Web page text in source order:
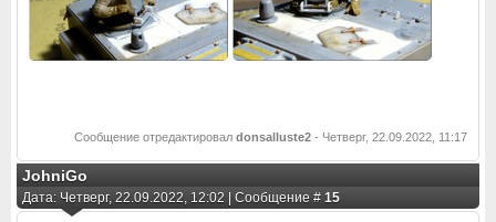
Сообщение отредактировал donsalluste2 - Четверг, 22.09.2022, 11:17
JohniGo
Дата: Четверг, 22.09.2022, 12:02 | Сообщение # 15